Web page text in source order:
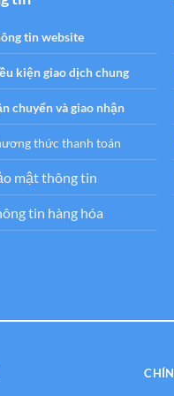
tin website
kiện giao dịch chung
chuyển và giao nhận
thức thanh toán
mật thông tin
tin hàng hóa